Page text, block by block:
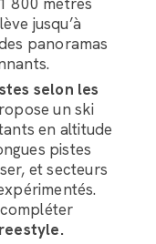
jusqu’à
panoramas
selon les
un ski
en altitude
pistes
et secteurs